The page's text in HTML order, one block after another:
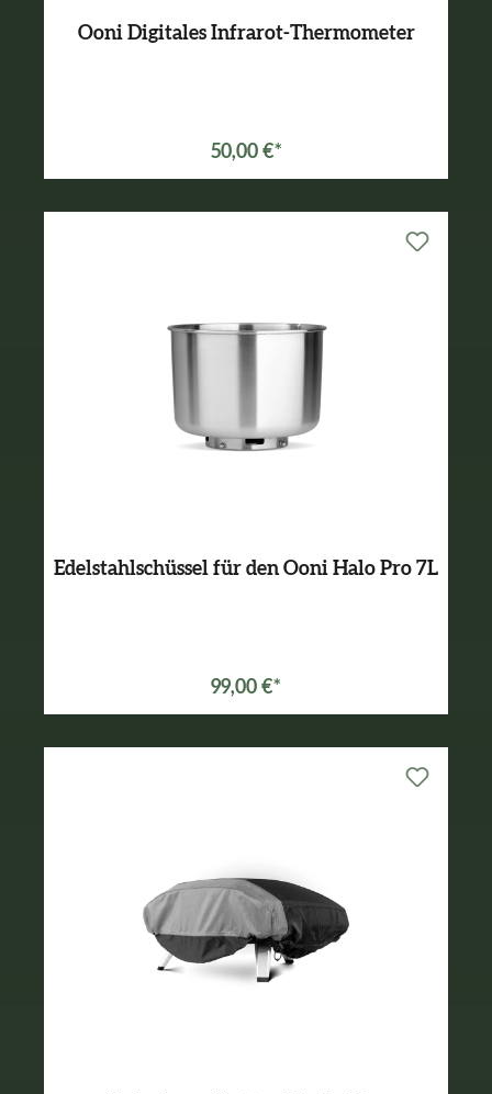
Ooni Digitales Infrarot-Thermometer
50,00 €*
Edelstahlschüssel für den Ooni Halo Pro 7L
99,00 €*